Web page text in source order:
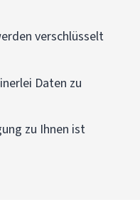
verschlüsselt
Daten zu
zu Ihnen ist